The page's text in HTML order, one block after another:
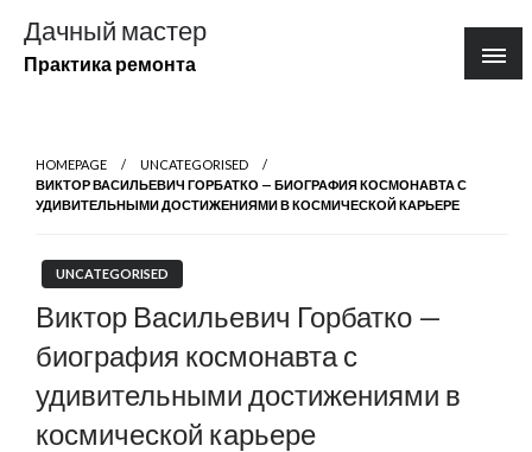
содержимому
Дачный мастер
Практика ремонта
HOMEPAGE
UNCATEGORISED
ВИКТОР ВАСИЛЬЕВИЧ ГОРБАТКО — БИОГРАФИЯ КОСМОНАВТА С
УДИВИТЕЛЬНЫМИ ДОСТИЖЕНИЯМИ В КОСМИЧЕСКОЙ КАРЬЕРЕ
UNCATEGORISED
Виктор Васильевич Горбатко —
биография космонавта с
удивительными достижениями в
космической карьере